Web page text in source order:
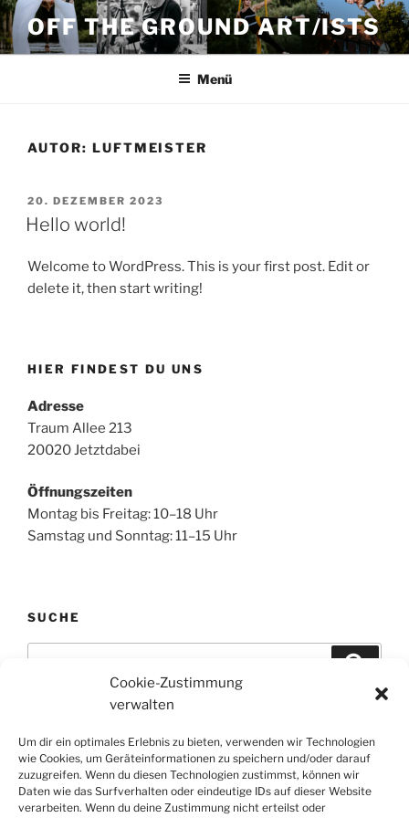
Cookie-Zustimmung
verwalten
Um dir ein optimales Erlebnis zu bieten, verwenden wir Technologien
wie Cookies, um Geräteinformationen zu speichern und/oder darauf
zuzugreifen. Wenn du diesen Technologien zustimmst, können wir
Daten wie das Surfverhalten oder eindeutige IDs auf dieser Website
verarbeiten. Wenn du deine Zustimmung nicht erteilst oder
Zum
Inhalt
springen
OFF THE GROUND ART/ISTS
Menü
AUTOR: LUFTMEISTER
VERÖFFENTLICHT
AM
20. DEZEMBER 2023
Hello world!
Welcome to WordPress. This is your first post. Edit or
delete it, then start writing!
HIER FINDEST DU UNS
Adresse
Traum Allee 213
20020 Jetztdabei
Öffnungszeiten
Montag bis Freitag: 10–18 Uhr
Samstag und Sonntag: 11–15 Uhr
SUCHE
ÜBER DIESE WEBSITE
Hier wäre ein guter Platz, um dich und deine Website
vorzustellen oder weitere Informationen anzugeben.